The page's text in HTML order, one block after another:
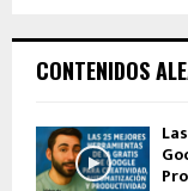
CONTENIDOS